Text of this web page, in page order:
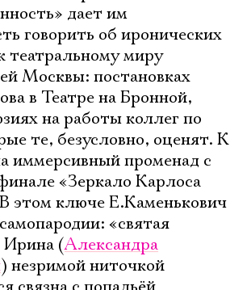
дает им
говорить об иронических
театральному миру
Москвы: постановках
в Театре на Бронной,
на работы коллег по
те, безусловно, оценят. К
иммерсивный променад с
«Зеркало Карлоса
этом ключе Е.Каменькович
«святая
(Александра
) незримой ниточкой